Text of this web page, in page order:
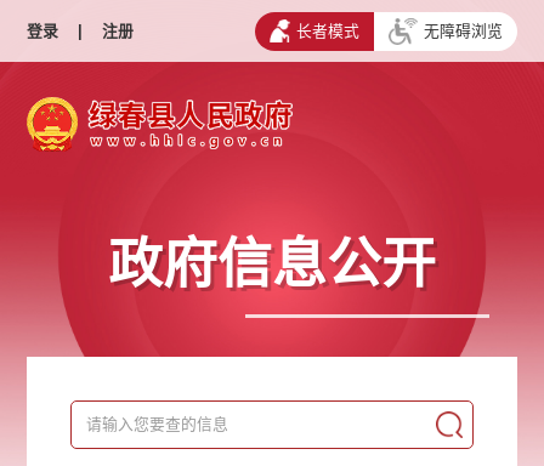
登录 | 注册 长者模式 无障碍浏览
政府信息公开